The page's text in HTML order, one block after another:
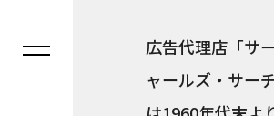
広告代理店「サ
ャールズ・サー